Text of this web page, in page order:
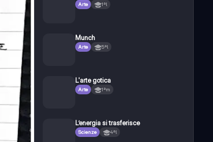
Arte 1ªl
Munch
Arte 5ªl
L'arte gotica
Arte 1ªm
L’energia si trasferisce
Scienze 4ªl